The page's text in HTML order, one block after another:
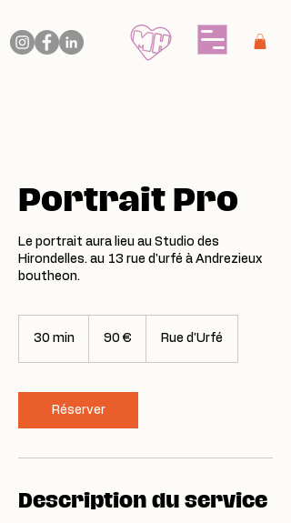
Portrait Pro
Le portrait aura lieu au Studio des
Hirondelles. au 13 rue d'urfé à Andrezieux
boutheon.
30 min
i
n
90 € Rue d'Urfé
Réserver
Description du service